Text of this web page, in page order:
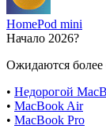
HomePod mini
Начало 2026?
Ожидаются
• Недорогой
• MacBook Air
• MacBook Pro